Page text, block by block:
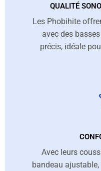
QUALITÉ
Les Phobihite
avec des
précis, idéale
Avec leurs
bandeau